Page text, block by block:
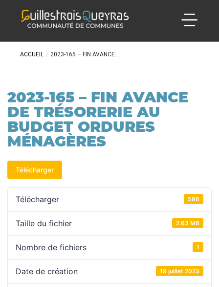
ACCUEIL / 2023-165 – FIN AVANCE...
2023-165 – FIN AVANCE
DE TRÉSORERIE AU
BUDGET ORDURES
MÉNAGÈRES
Télécharger
Télécharger 586
Taille du fichier 2.63 MB
Nombre de fichiers 1
Date de création 19 juillet 2023